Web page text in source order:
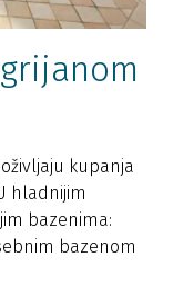
kupanja
hladnijim
bazenima:
bazenom